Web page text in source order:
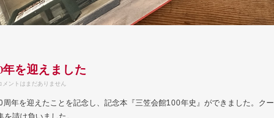
を迎えました
メントはまだありません
年を迎えたことを記念し、記念本『三笠会館100年史』ができました。クー